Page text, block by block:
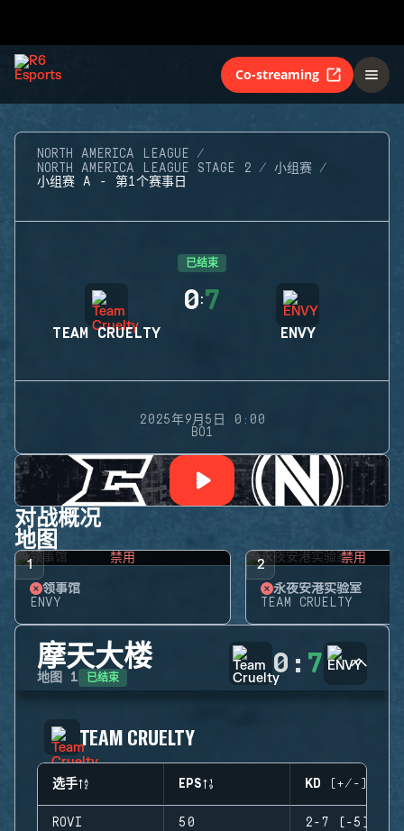
Co-streaming
NORTH AMERICA LEAGUE
NORTH AMERICA LEAGUE STAGE 2
小组赛
小组赛 A - 第1个赛事日
已结束
TEAM CRUELTY
0:7
ENVY
2025年9月5日 0:00
BO1
对战概况
地图
1 禁用
领事馆
ENVY
2 禁用
永夜安港实验室
TEAM CRUELTY
摩天大楼
地图 1 已结束 0 : 7
TEAM CRUELTY
选手 EPS KD (+/-)
ROVI 50 2-7 (-5)